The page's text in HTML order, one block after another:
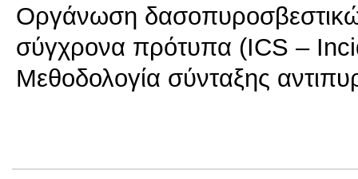
Οργάνωση
σύγχρονα πρότυπα (ICS –